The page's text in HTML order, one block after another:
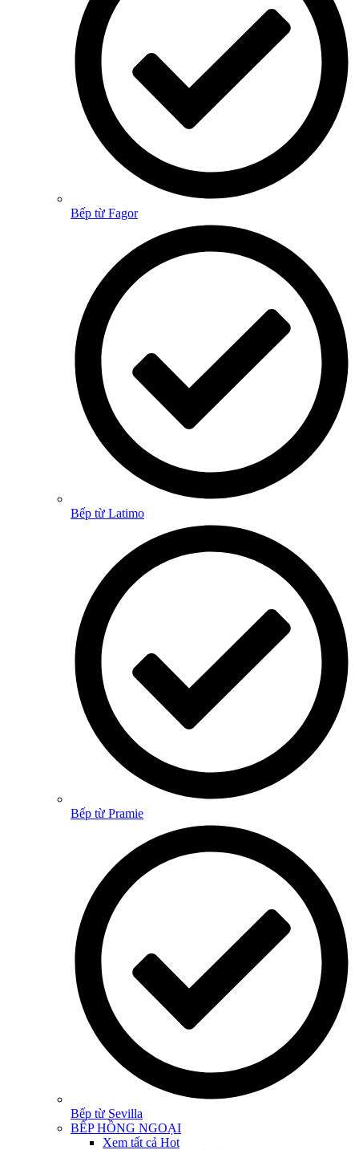
Bếp từ Fagor
Bếp từ Latimo
Bếp từ Pramie
Bếp từ Sevilla
BẾP HỒNG NGOẠI
Xem tất cả Hot